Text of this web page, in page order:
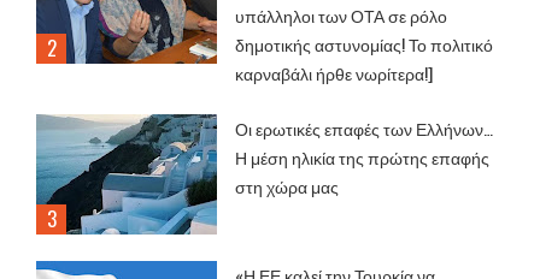
υπάλληλοι των ΟΤΑ σε ρόλο
δημοτικής αστυνομίας! Το πολιτικό
καρναβάλι ήρθε νωρίτερα!]
Οι ερωτικές επαφές των Ελλήνων…
Η μέση ηλικία της πρώτης επαφής
στη χώρα μας